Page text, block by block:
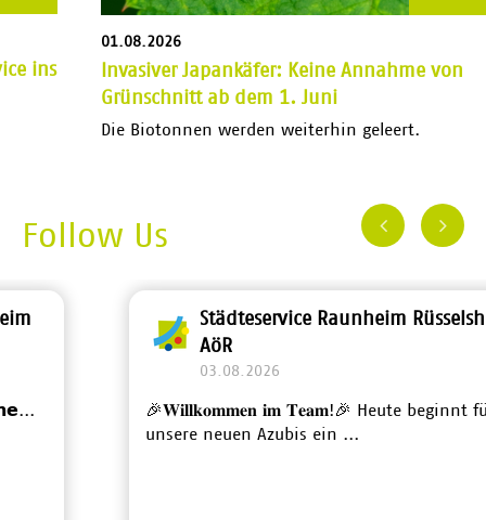
01.08.2026
Invasiver Japankäfer: Keine Annahme von
Grünschnitt ab dem 1. Juni
Die Biotonnen werden weiterhin geleert.
Follow Us
Städteservice Raunheim Rüsselsheim
🎉𝐖𝐢𝐥𝐥𝐤𝐨𝐦𝐦𝐞𝐧 𝐢𝐦 𝐓𝐞𝐚𝐦!🎉 Heute beginnt für
unsere neuen Azubis ein ...